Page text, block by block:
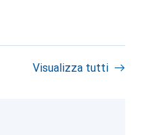
Visualizza tutti